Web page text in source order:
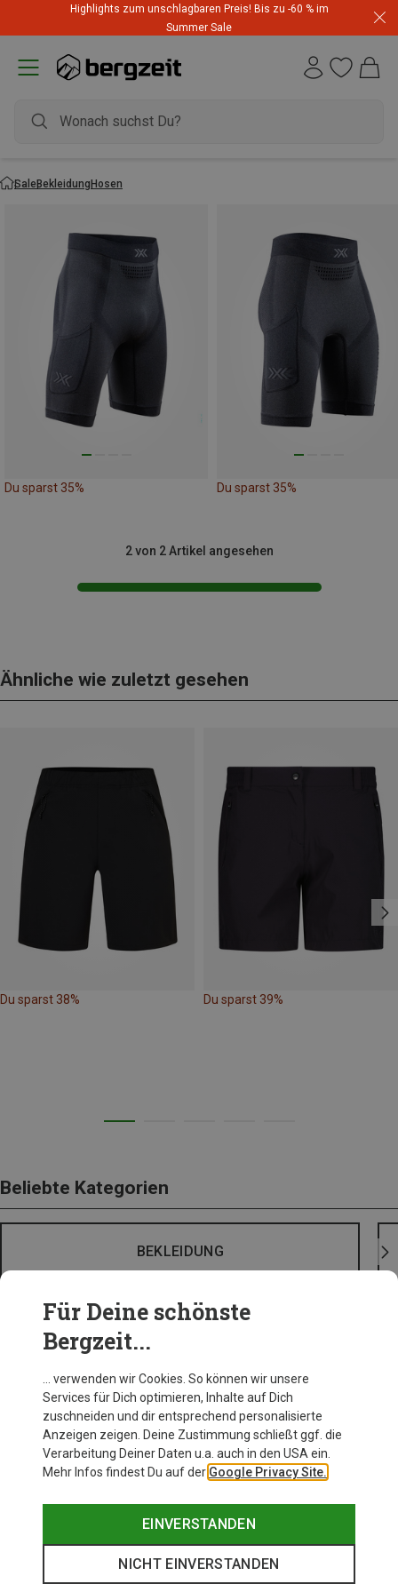
Highlights zum unschlagbaren Preis! Bis zu -60 % im
Summer Sale
SaleBekleidungHosen
Du sparst 35% Du sparst 35%
2 von 2 Artikel angesehen
Ähnliche wie zuletzt gesehen
Du sparst 38% Du sparst 39%
Beliebte Kategorien
BEKLEIDUNG
Für Deine schönste
Bergzeit...
… verwenden wir Cookies. So können wir unsere
Services für Dich optimieren, Inhalte auf Dich
zuschneiden und dir entsprechend personalisierte
Anzeigen zeigen. Deine Zustimmung schließt ggf. die
Verarbeitung Deiner Daten u.a. auch in den USA ein.
Mehr Infos findest Du auf der Google Privacy Site.
EINVERSTANDEN
NICHT EINVERSTANDEN